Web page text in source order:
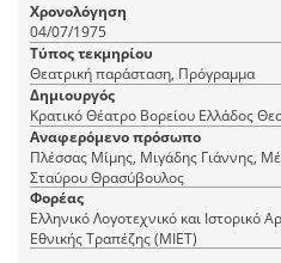
Χρονολόγηση
04/07/1975
Τύπος τεκμηρίου
Θεατρική παράσταση, Πρόγραμμα
Δημιουργός
Κρατικό
Αναφερόμενο πρόσωπο
Πλέσσας Μίμης, Μιγάδης Γιάννης,
Σταύρου Θρασύβουλος
Φορέας
Ελληνικό Λογοτεχνικό και Ιστορικό
Εθνικής Τραπέζης (ΜΙΕΤ)